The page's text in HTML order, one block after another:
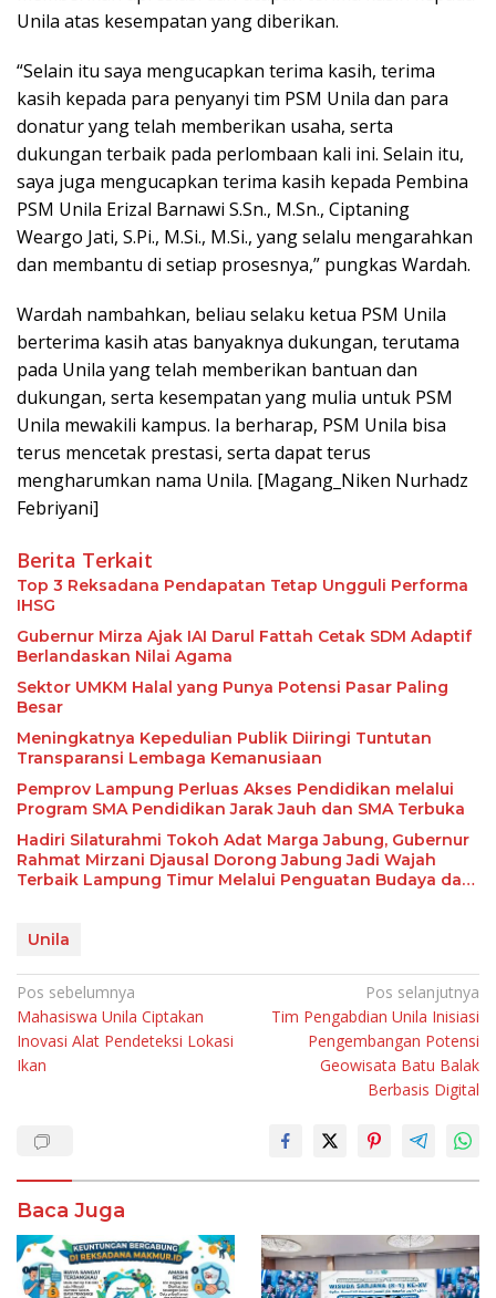
Unila atas kesempatan yang diberikan.
“Selain itu saya mengucapkan terima kasih, terima
kasih kepada para penyanyi tim PSM Unila dan para
donatur yang telah memberikan usaha, serta
dukungan terbaik pada perlombaan kali ini. Selain itu,
saya juga mengucapkan terima kasih kepada Pembina
PSM Unila Erizal Barnawi S.Sn., M.Sn., Ciptaning
Weargo Jati, S.Pi., M.Si., M.Si., yang selalu mengarahkan
dan membantu di setiap prosesnya,” pungkas Wardah.
Wardah nambahkan, beliau selaku ketua PSM Unila
berterima kasih atas banyaknya dukungan, terutama
pada Unila yang telah memberikan bantuan dan
dukungan, serta kesempatan yang mulia untuk PSM
Unila mewakili kampus. Ia berharap, PSM Unila bisa
terus mencetak prestasi, serta dapat terus
mengharumkan nama Unila. [Magang_Niken Nurhadz
Febriyani]
Berita Terkait
Top 3 Reksadana Pendapatan Tetap Ungguli Performa
IHSG
Gubernur Mirza Ajak IAI Darul Fattah Cetak SDM Adaptif
Berlandaskan Nilai Agama
Sektor UMKM Halal yang Punya Potensi Pasar Paling
Besar
Meningkatnya Kepedulian Publik Diiringi Tuntutan
Transparansi Lembaga Kemanusiaan
Pemprov Lampung Perluas Akses Pendidikan melalui
Program SMA Pendidikan Jarak Jauh dan SMA Terbuka
Hadiri Silaturahmi Tokoh Adat Marga Jabung, Gubernur
Rahmat Mirzani Djausal Dorong Jabung Jadi Wajah
Terbaik Lampung Timur Melalui Penguatan Budaya dan
Unila
Navigasi
pos
Pos sebelumnya
Mahasiswa Unila Ciptakan
Inovasi Alat Pendeteksi Lokasi
Ikan
Pos selanjutnya
Tim Pengabdian Unila Inisiasi
Pengembangan Potensi
Geowisata Batu Balak
Berbasis Digital
Baca Juga